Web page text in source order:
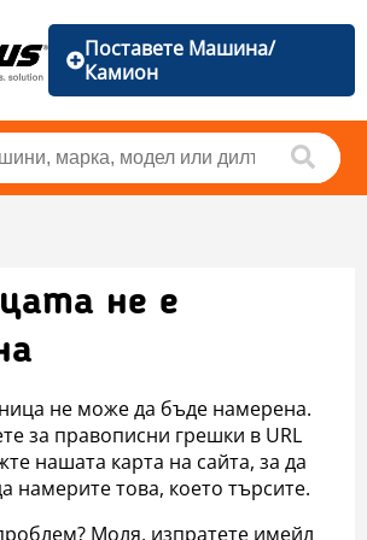
Поставете Машина/
Камион
не е
не може да бъде намерена.
за правописни грешки в URL
нашата карта на сайта, за да
намерите това, което търсите.
Моля, изпратете имейл